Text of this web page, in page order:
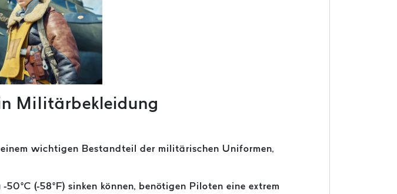
Militärbekleidung
wichtigen Bestandteil der militärischen Uniformen,
(-58°F) sinken können, benötigen Piloten eine extrem